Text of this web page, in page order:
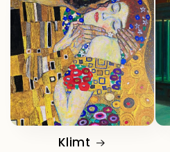
Klimt